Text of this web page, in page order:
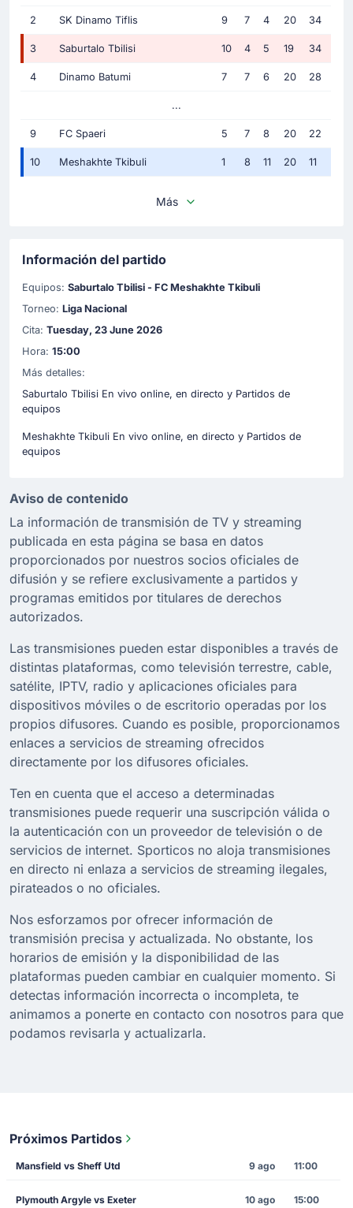
2 SK Dinamo Tiflis 9 7 4 20 34
3 Saburtalo Tbilisi 10 4 5 19 34
4 Dinamo Batumi 7 7 6 20 28
...
9 FC Spaeri 5 7 8 20 22
10 Meshakhte Tkibuli 1 8 11 20 11
Más
Información del partido
Equipos: Saburtalo Tbilisi - FC Meshakhte Tkibuli
Torneo: Liga Nacional
Cita: Tuesday, 23 June 2026
Hora: 15:00
Más detalles:
Saburtalo Tbilisi En vivo online, en directo y Partidos de
equipos
Meshakhte Tkibuli En vivo online, en directo y Partidos de
equipos
Aviso de contenido
La información de transmisión de TV y streaming
publicada en esta página se basa en datos
proporcionados por nuestros socios oficiales de
difusión y se refiere exclusivamente a partidos y
programas emitidos por titulares de derechos
autorizados.
Las transmisiones pueden estar disponibles a través de
distintas plataformas, como televisión terrestre, cable,
satélite, IPTV, radio y aplicaciones oficiales para
dispositivos móviles o de escritorio operadas por los
propios difusores. Cuando es posible, proporcionamos
enlaces a servicios de streaming ofrecidos
directamente por los difusores oficiales.
Ten en cuenta que el acceso a determinadas
transmisiones puede requerir una suscripción válida o
la autenticación con un proveedor de televisión o de
servicios de internet. Sporticos no aloja transmisiones
en directo ni enlaza a servicios de streaming ilegales,
pirateados o no oficiales.
Nos esforzamos por ofrecer información de
transmisión precisa y actualizada. No obstante, los
horarios de emisión y la disponibilidad de las
plataformas pueden cambiar en cualquier momento. Si
detectas información incorrecta o incompleta, te
animamos a ponerte en contacto con nosotros para que
podamos revisarla y actualizarla.
Próximos Partidos
Mansfield vs Sheff Utd 9 ago 11:00
Plymouth Argyle vs Exeter 10 ago 15:00